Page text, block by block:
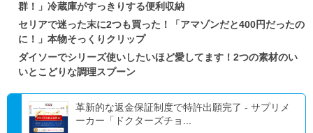
群！」冷蔵庫がすっきりする便利収納
セリアで迷った末に2つも買った！「アマゾンだと400円だったの
に！」本物そっくりクリップ
ダイソーでシリーズ使いしたいほど愛してます！2つの素材のい
いとこどりな調理スプーン
革新的な返金保証制度で特許出願完了 - サプリメ
ーカー「ドクターズチョ...